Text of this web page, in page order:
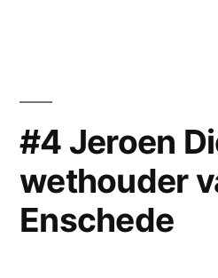
#4 Jeroen
wethouder
Enschede